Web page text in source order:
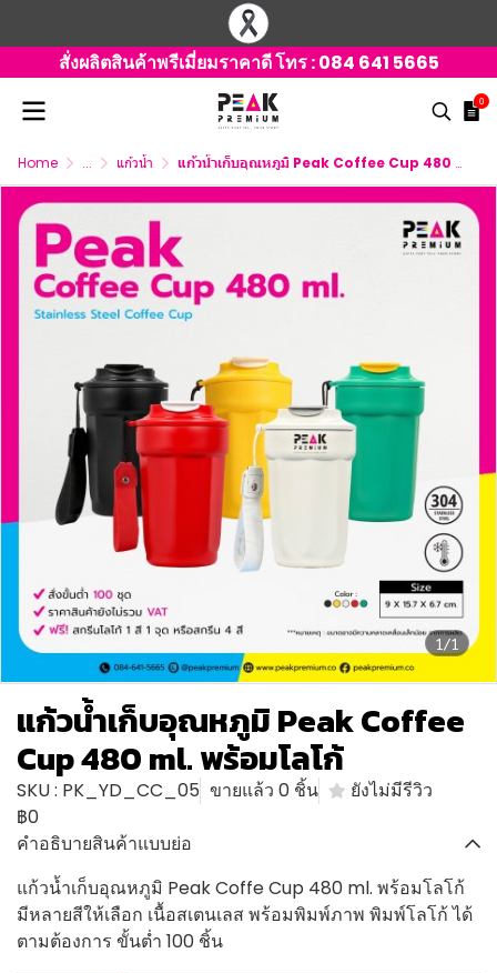
สั่งผลิตสินค้าพรีเมี่ยมราคาดี โทร :084 641 5665
0
Home ... แก้วน้ำ แก้วน้ำเก็บอุณหภูมิ Peak Coffee Cup 480 ml. พร้อมโลโก้
1/1
แก้วน้ำเก็บอุณหภูมิ Peak Coffee
Cup 480 ml. พร้อมโลโก้
SKU : PK_YD_CC_05 ขายแล้ว 0 ชิ้น
ยังไม่มีรีวิว
฿0
คำอธิบายสินค้าแบบย่อ
แก้วน้ำเก็บอุณหภูมิ Peak Coffe Cup 480 ml. พร้อมโลโก้
มีหลายสีให้เลือก เนื้อสเตนเลส พร้อมพิมพ์ภาพ พิมพ์โลโก้ ได้
ตามต้องการ ขั้นต่ำ 100 ชิ้น